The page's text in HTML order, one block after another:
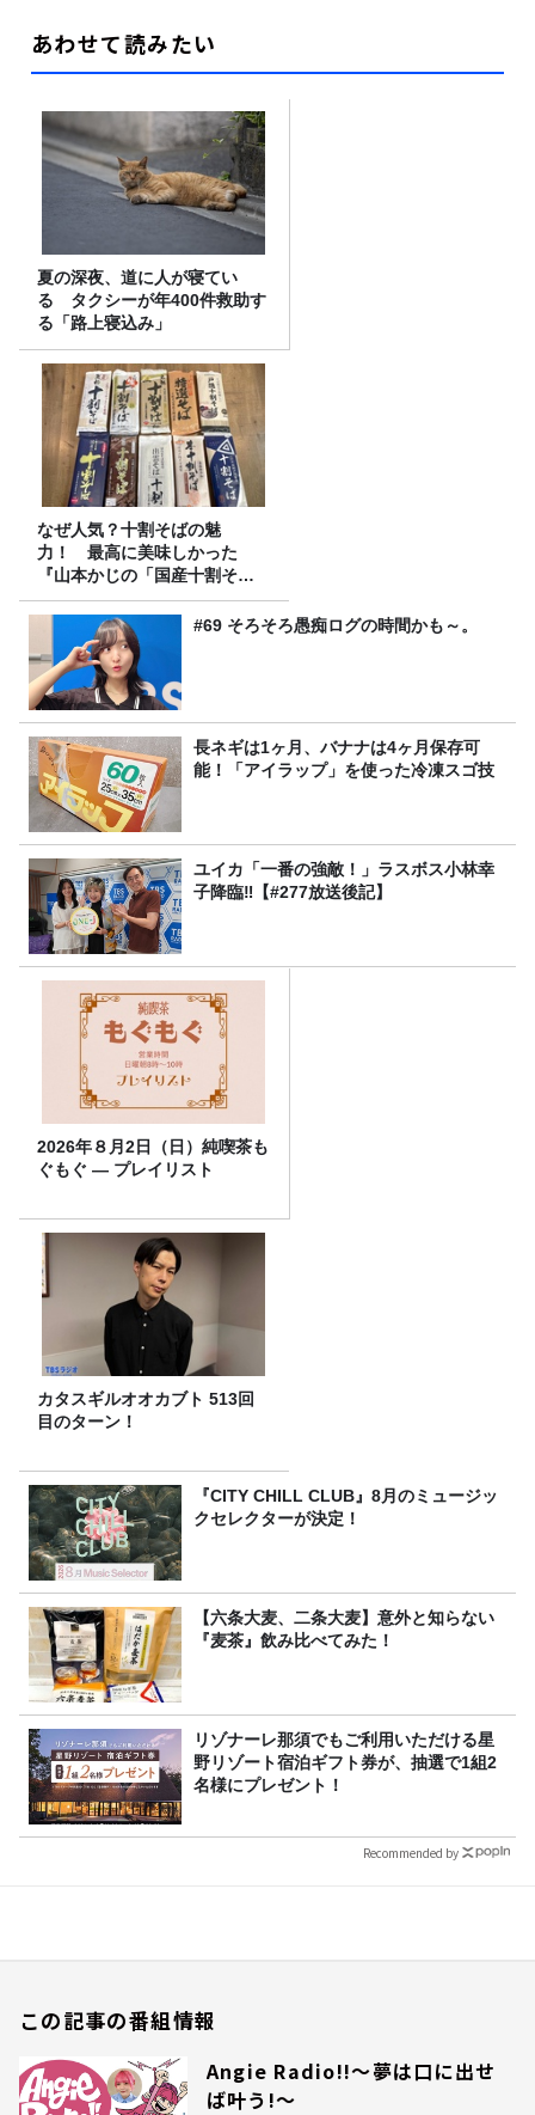
あわせて読みたい
夏の深夜、道に人が寝てい
る タクシーが年400件救助す
る「路上寝込み」
なぜ人気？十割そばの魅
力！ 最高に美味しかった
『山本かじの「国産十割そ
ば」』とは？【十割そば10種
食べ比べ】
#69 そろそろ愚痴ログの時間かも～。
長ネギは1ヶ月、バナナは4ヶ月保存可
能！「アイラップ」を使った冷凍スゴ技
ユイカ「一番の強敵！」ラスボス小林幸
子降臨‼【#277放送後記】
2026年８月2日（日）純喫茶も
ぐもぐ ― プレイリスト
カタスギルオオカブト 513回
目のターン！
『CITY CHILL CLUB』8月のミュージッ
クセレクターが決定！
【六条大麦、二条大麦】意外と知らない
『麦茶』飲み比べてみた！
リゾナーレ那須でもご利用いただける星
野リゾート宿泊ギフト券が、抽選で1組2
名様にプレゼント！
Recommended by
この記事の番組情報
Angie Radio!!～夢は口に出せ
ば叶う!～